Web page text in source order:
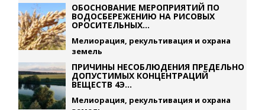
ОБОСНОВАНИЕ МЕРОПРИЯТИЙ ПО
ВОДОСБЕРЕЖЕНИЮ НА РИСОВЫХ
ОРОСИТЕЛЬНЫХ...
Мелиорация, рекультивация и охрана
земель
ПРИЧИНЫ НЕСОБЛЮДЕНИЯ ПРЕДЕЛЬНО
ДОПУСТИМЫХ КОНЦЕНТРАЦИЙ
ВЕЩЕСТВ 4Э...
Мелиорация, рекультивация и охрана